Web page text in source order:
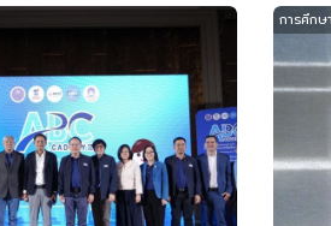
การศึกษา